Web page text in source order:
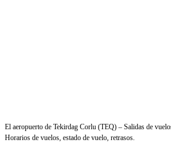
El aeropuerto de Tekirdag Corlu (TEQ) – Salidas de
Horarios de vuelos, estado de vuelo, retrasos.